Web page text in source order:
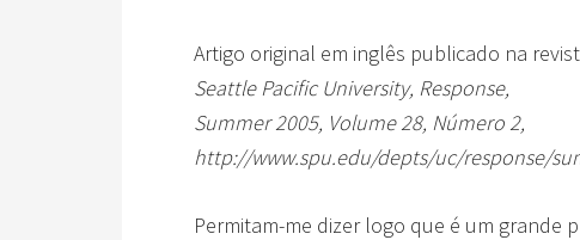
Artigo original em inglês publicado na
Seattle Pacific University, Response,
Summer 2005, Volume 28, Número 2,
http://www.spu.edu/depts/uc/response/
Permitam-me dizer logo que é um grande